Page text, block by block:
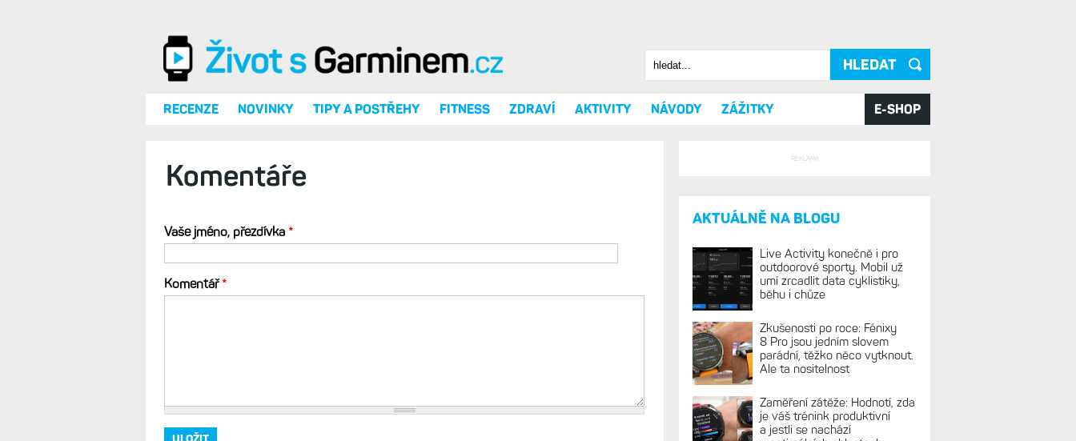
Vyhledávání
Hledat
RECENZE NOVINKY TIPY A POSTŘEHY FITNESS ZDRAVÍ AKTIVITY NÁVODY ZÁŽITKY E-SHOP
Komentáře
Vaše jméno, přezdívka *
Komentář*
REKLAMA
AKTUÁLNĚ NA BLOGU
Live Activity konečně i pro
outdoorové sporty. Mobil už
umí zrcadlit data cyklistiky,
běhu i chůze
Zkušenosti po roce: Fénixy
8 Pro jsou jedním slovem
parádní, těžko něco vytknout.
Ale ta nositelnost
Zaměření zátěže: Hodnotí, zda
je váš trénink produktivní
a jestli se nachází